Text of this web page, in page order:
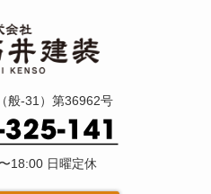
般-31）第36962号
18:00 日曜定休